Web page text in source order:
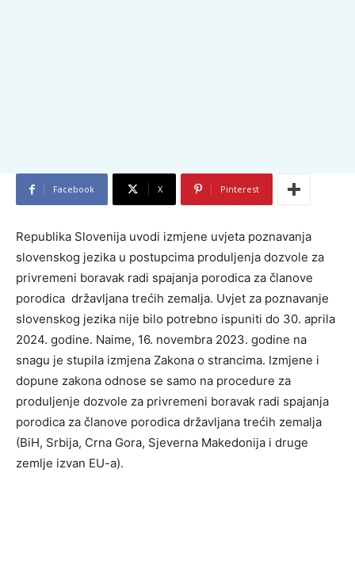
Facebook X Pinterest
Republika Slovenija uvodi izmjene uvjeta poznavanja
slovenskog jezika u postupcima produljenja dozvole za
privremeni boravak radi spajanja porodica za članove
porodica državljana trećih zemalja. Uvjet za poznavanje
slovenskog jezika nije bilo potrebno ispuniti do 30. aprila
2024. godine. Naime, 16. novembra 2023. godine na
snagu je stupila izmjena Zakona o strancima. Izmjene i
dopune zakona odnose se samo na procedure za
produljenje dozvole za privremeni boravak radi spajanja
porodica za članove porodica državljana trećih zemalja
(BiH, Srbija, Crna Gora, Sjeverna Makedonija i druge
zemlje izvan EU-a).